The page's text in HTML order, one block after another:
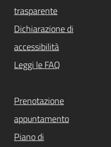
trasparente
Dichiarazione di
accessibilità
Leggi le FAQ
Prenotazione
appuntamento
Piano di